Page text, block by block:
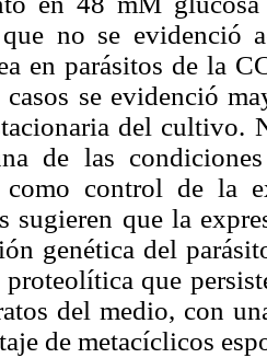
no se evidenció
en parásitos de la
se evidenció
del cultivo.
de las
control de la
sugieren que la
genética del
que
del medio, con
de metacíclicos